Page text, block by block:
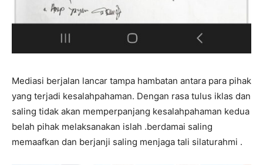
Mediasi berjalan lancar tampa hambatan antara para pihak
yang terjadi kesalahpahaman. Dengan rasa tulus iklas dan
saling tidak akan memperpanjang kesalahpahaman kedua
belah pihak melaksanakan islah .berdamai saling
memaafkan dan berjanji saling menjaga tali silaturahmi .